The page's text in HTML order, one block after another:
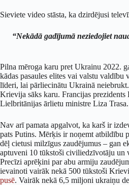
Sieviete video stāsta, ka dzirdējusi
“Nekādā gadījumā neziedojiet
Pilna mēroga karu pret Ukrainu 2022.
kādas pasaules elites vai valstu
līderi, lai pārliecinātu Ukrainā
Krievija sāks karu. Francijas
Lielbritānijas ārlietu ministre Liza
Nav arī pamata apgalvot, ka karš ir
pats Putins. Mērķis ir noņemt atbildību
dēļ cietusi milzīgus zaudējumus – gan
aptuveni 10 tūkstoši civiliedzīvotāju
Precīzi aprēķini par abu armiju
ievainoti vairāk nekā 500 tūkstoši
pusē. Vairāk nekā 6,5 miljoni ukraiņu